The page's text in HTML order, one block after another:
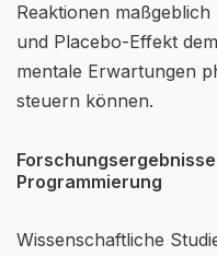
Reaktionen
und Placebo-Effekt
mentale Erwartungen
steuern können.
Programmierung
Wissenschaftliche